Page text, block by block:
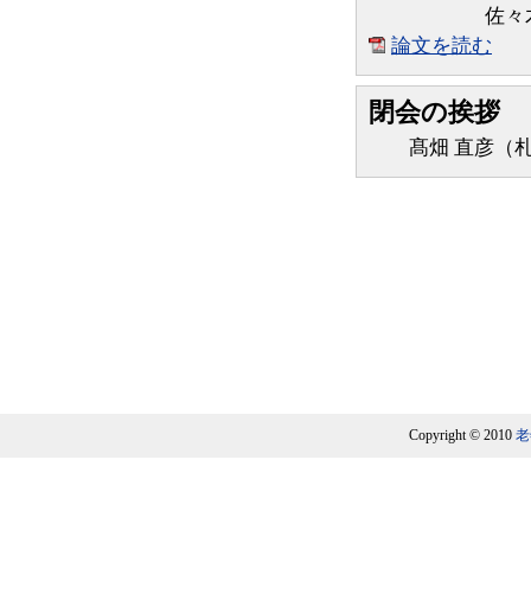
佐々
論文を読む
閉会の挨拶
髙畑 直彦（札
Copyright © 2010